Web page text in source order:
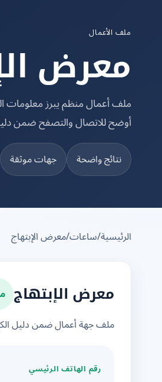
ملف الأعمال
معرض
ملف أعمال منظم يبرز معلومات
أوضح للاتصال والتصفح ضمن
نتائج واضحة جهات موثقة
الرئيسية/ساعات/معرض الإبتهاج
معرض الإبتهاج
ملف جهة أعمال ضمن دليل
رقم الهاتف الرئيسي